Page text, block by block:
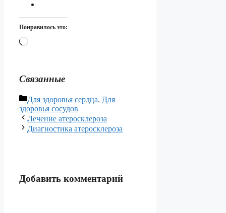
Понравилось это:
Загрузка…
Связанные
Рубрики
Для здоровья сердца, Для
здоровья сосудов
Лечение атеросклероза
Диагностика атеросклероза
Добавить комментарий